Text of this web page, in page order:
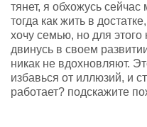
тянет, я обхожусь
тогда как жить в
хочу семью, но для
двинусь в своем
никак не вдохновляют.
избавься от иллюзий, и
работает? подскажите